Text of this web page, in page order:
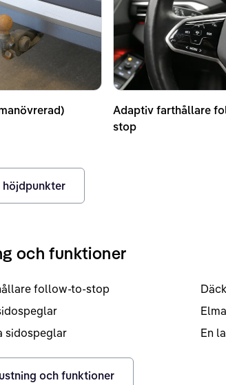
Adaptiv farthållare
stop
höjdpunkter
och funktioner
follow-to-stop
sidospeglar
En
och funktioner